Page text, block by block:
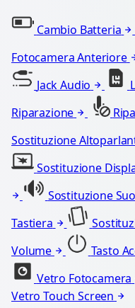
Cambio Batteria
Fotocamera Anteriore
Jack Audio
Riparazione
Sostituzione
Sostituzione
Sostituzione
Tastiera
Volume
Tasto
Vetro Fotocamera
Vetro Touch Screen